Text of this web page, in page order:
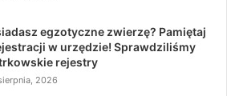
egzotyczne zwierzę? Pamiętaj
w urzędzie! Sprawdziliśmy
rejestry
2026